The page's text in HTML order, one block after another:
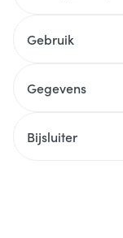
Gebruik
Gegevens
Bijsluiter